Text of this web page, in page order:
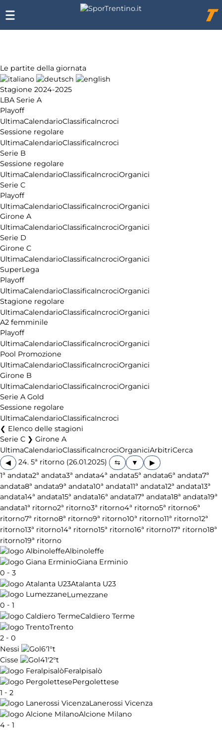
Le partite della giornata
Stagione 2024-2025
LBA Serie A
Playoff
UltimaCalendarioClassificaIncroci
Sessione regolare
UltimaCalendarioClassificaIncroci
Serie B
Sessione regolare
UltimaCalendarioClassificaIncrociOrganici
Serie C
Playoff
UltimaCalendarioClassificaIncrociOrganici
Girone A
UltimaCalendarioClassificaIncrociOrganici
Serie D
Girone C
UltimaCalendarioClassificaIncrociOrganici
SuperLega
Playoff
UltimaCalendarioClassificaIncrociOrganici
Stagione regolare
UltimaCalendarioClassificaIncrociOrganici
A2 femminile
Playoff
UltimaCalendarioClassificaIncrociOrganici
Pool Promozione
UltimaCalendarioClassificaIncrociOrganici
Girone B
UltimaCalendarioClassificaIncrociOrganici
Serie A Gold
Sessione regolare
UltimaCalendarioClassificaIncroci
Elenco delle stagioni
Serie C ❯ Girone A
UltimaCalendarioClassificaIncrociOrganiciArbitriCerca
◀
24. 5ª ritorno (26.01.2025)
▶
1ª andata2ª andata3ª andata4ª andata5ª andata6ª andata7ª
andata8ª andata9ª andata10ª andata11ª andata12ª andata13ª
andata14ª andata15ª andata16ª andata17ª andata18ª andata19ª
andata1ª ritorno2ª ritorno3ª ritorno4ª ritorno5ª ritorno6ª
ritorno7ª ritorno8ª ritorno9ª ritorno10ª ritorno11ª ritorno12ª
ritorno13ª ritorno14ª ritorno15ª ritorno16ª ritorno17ª ritorno18ª
ritorno19ª ritorno
Albinoleffe
Giana Erminio
0 - 3
Atalanta U23
Lumezzane
0 - 1
Caldiero Terme
Trento
2 - 0
Nessi
6'1°t
Cisse
41'2°t
Feralpisalò
Pergolettese
1 - 2
Lanerossi Vicenza
Alcione Milano
4 - 1
Chi
siamo
Affiliazione